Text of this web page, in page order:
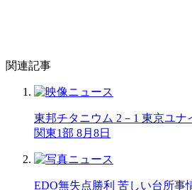
関連記事
東邦チタニウム 2－1 東京ユナ
関東1部 8月8日
EDO無失点勝利 苦しい台所事